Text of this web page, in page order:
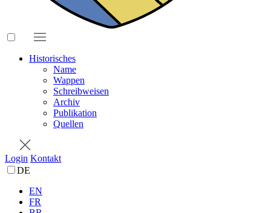
Historisches
Name
Wappen
Schreibweisen
Archiv
Publikation
Quellen
Login Kontakt
DE
EN
FR